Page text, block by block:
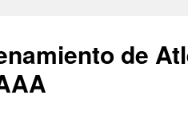
de